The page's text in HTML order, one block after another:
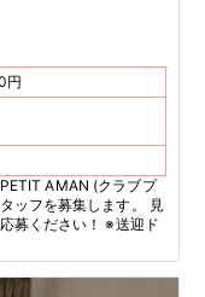
円
AMAN (クラブプ
ッフを募集します。 見
募ください！ ※送迎ド